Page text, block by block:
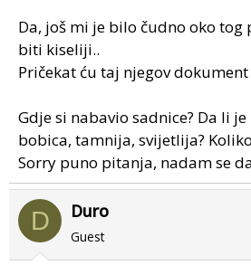
Da, još mi je bilo čudno oko tog
biti kiseliji..
Pričekat ću taj njegov
Gdje si nabavio sadnice? Da li
bobica, tamnija, svijetlija?
Sorry puno pitanja, nadam se
D Duro
Guest